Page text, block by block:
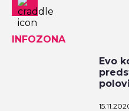
INFOZONA
Evo